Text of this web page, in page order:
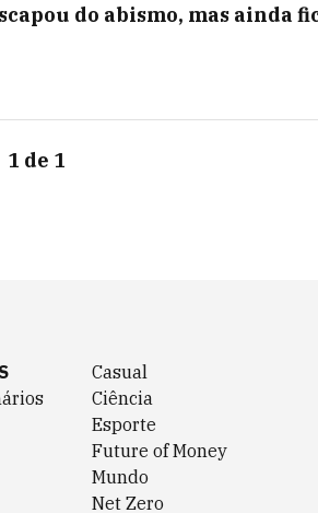
do abismo, mas ainda
1 de 1
Casual
Ciência
Esporte
Future of Money
Mundo
Net Zero